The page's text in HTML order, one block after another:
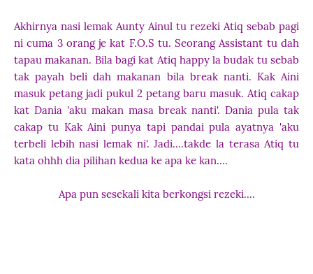
Akhirnya nasi lemak Aunty Ainul tu rezeki Atiq sebab pagi
ni cuma 3 orang je kat F.O.S tu. Seorang Assistant tu dah
tapau makanan. Bila bagi kat Atiq happy la budak tu sebab
tak payah beli dah makanan bila break nanti. Kak Aini
masuk petang jadi pukul 2 petang baru masuk. Atiq cakap
kat Dania 'aku makan masa break nanti'. Dania pula tak
cakap tu Kak Aini punya tapi pandai pula ayatnya 'aku
terbeli lebih nasi lemak ni'. Jadi....takde la terasa Atiq tu
kata ohhh dia pilihan kedua ke apa ke kan....
Apa pun sesekali kita berkongsi rezeki....